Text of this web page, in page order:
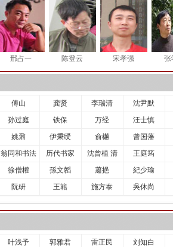
邢占一 陈登云 宋孝强 张
傅山 龚贤 李瑞清
沈尹默
孙过庭 铁保 万经
汪士慎
姚鼐 伊秉绶 俞樾
曾国藩
翁同和书法 历代书家 沈曾植 清
王庭筠
徐僧權 孫文韜 蕭挹
紀少瑜
阮研 王籍 施方泰 吳休尚
叶浅予 郭雅君 雷正民
刘知白